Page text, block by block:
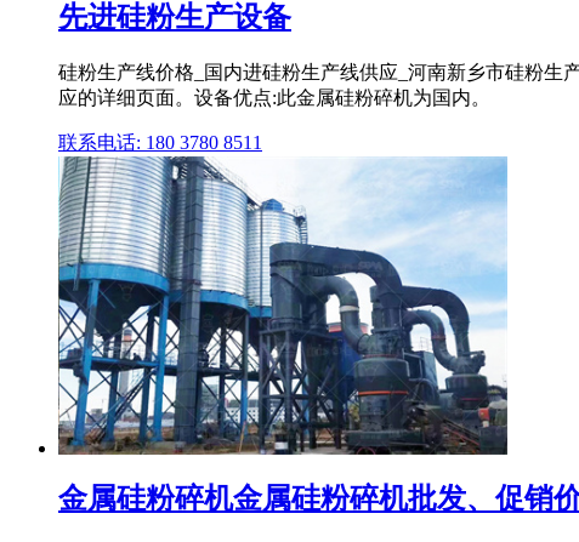
先进硅粉生产设备
硅粉生产线价格_国内进硅粉生产线供应_河南新乡市硅粉
应的详细页面。设备优点:此金属硅粉碎机为国内。
联系电话: 180 3780 8511
金属硅粉碎机金属硅粉碎机批发、促销